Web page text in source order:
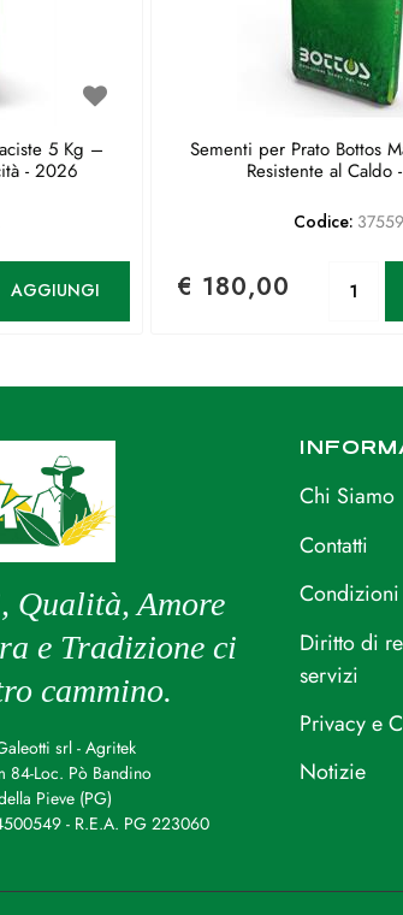
5 Kg –
- 2026
AGGIUNGI
Sementi per Prato Bottos
Resistente al Caldo
Codice: 37559
€ 180,00
Qualità, Amore
e Tradizione ci
cammino.
srl - Agritek
84-Loc. Pò Bandino
Pieve (PG)
- R.E.A. PG 223060
Chi Siamo
Contatti
Diritto di
servizi
Privacy e
Notizie